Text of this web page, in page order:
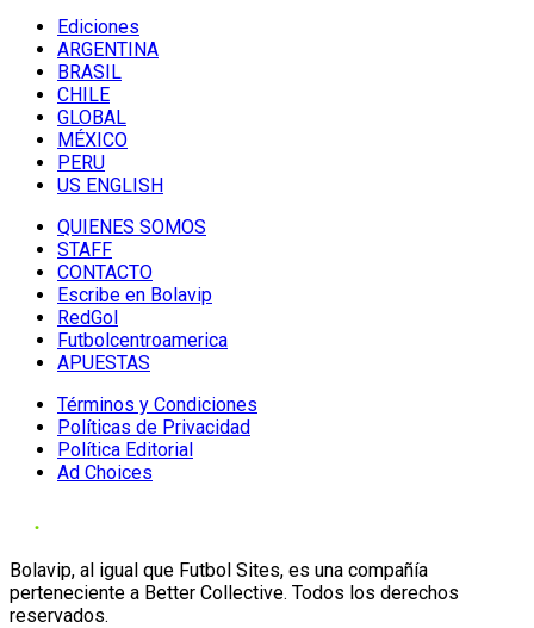
Ediciones
ARGENTINA
BRASIL
CHILE
GLOBAL
MÉXICO
PERU
US ENGLISH
QUIENES SOMOS
STAFF
CONTACTO
Escribe en Bolavip
RedGol
Futbolcentroamerica
APUESTAS
Términos y Condiciones
Políticas de Privacidad
Política Editorial
Ad Choices
Bolavip, al igual que Futbol Sites, es una compañía
perteneciente a Better Collective. Todos los derechos
reservados.